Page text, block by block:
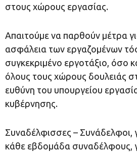
στους χώρους εργασίας.
Απαιτούμε να παρθούν μέτρα
ασφάλεια των εργαζομένων
συγκεκριμένο εργοτάξιο, όσο
όλους τους χώρους δουλειάς
ευθύνη του υπουργείου
κυβέρνησης.
Συναδέλφισσες – Συνάδελφοι,
κάθε εβδομάδα συναδέλφους,